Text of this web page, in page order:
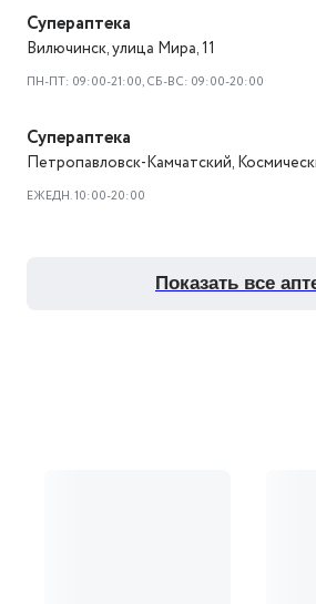
Супераптека
Вилючинск улица Мира, 11
ПН-ПТ: 09:00-21:00, СБ-ВС: 09:00-20:00
Супераптека
Петропавловск-Камчатский
ЕЖЕДН. 10:00-20:00
показать все